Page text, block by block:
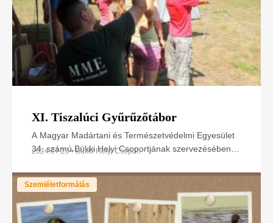
XI. Tiszalúci Gyűrűzőtábor
A Magyar Madártani és Természetvédelmi Egyesület
34. számú Bükki Helyi Csoportjának szervezésében, a
2024.07.25 • Bükki Helyi Csoport
Szemléletformálás